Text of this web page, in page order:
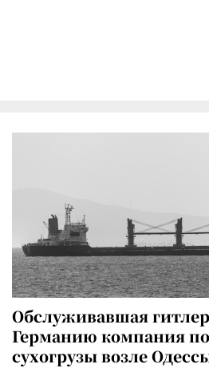
Обслуживавшая
Германию компания
сухогрузы возле